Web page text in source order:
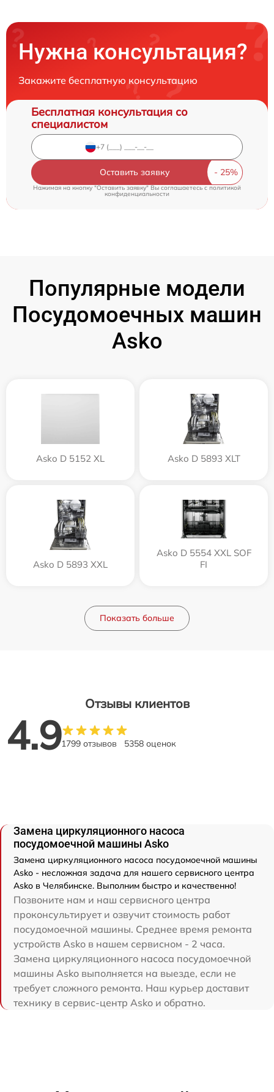
Нужна консультация?
Закажите бесплатную консультацию
Бесплатная консультация со
специалистом
Оставить заявку
Нажимая на кнопку "Оставить заявку" Вы соглашаетесь cполитикой
конфиденциальности
Популярные модели
Посудомоечных машин
Asko
Asko D 5152 XL Asko D 5893 XLT
Asko D 5893 XXL
Asko D 5554 XXL SOF
FI
Показать больше
Отзывы клиентов
4.91799 отзывов 5358 оценок
Замена циркуляционного насоса
посудомоечной машины Asko
Замена циркуляционного насоса посудомоечной машины
Asko - несложная задача для нашего сервисного центра
Asko в Челябинске. Выполним быстро и качественно!
Позвоните нам и наш сервисного центра
проконсультирует и озвучит стоимость работ
посудомоечной машины. Среднее время ремонта
устройств Asko в нашем сервисном - 2 часа.
Замена циркуляционного насоса посудомоечной
машины Asko выполняется на выезде, если не
требует сложного ремонта. Наш курьер доставит
технику в сервис-центр Asko и обратно.